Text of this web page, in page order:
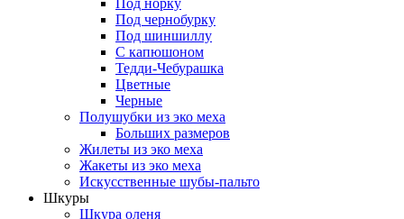
Под норку
Под чернобурку
Под шиншиллу
С капюшоном
Тедди-Чебурашка
Цветные
Черные
Полушубки из эко меха
Больших размеров
Жилеты из эко меха
Жакеты из эко меха
Искусственные шубы-пальто
Шкуры
Шкура оленя